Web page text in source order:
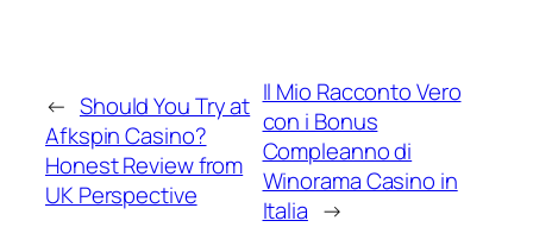
← Should You Try at
Afkspin Casino?
Honest Review from
UK Perspective
Il Mio Racconto Vero
con i Bonus
Compleanno di
Winorama Casino in
Italia →